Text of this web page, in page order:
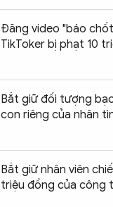
Đăng video "báo
TikToker bị phạt 10
Bắt giữ đối tượng
con riêng của nhân
Bắt giữ nhân viên
triệu đồng của công